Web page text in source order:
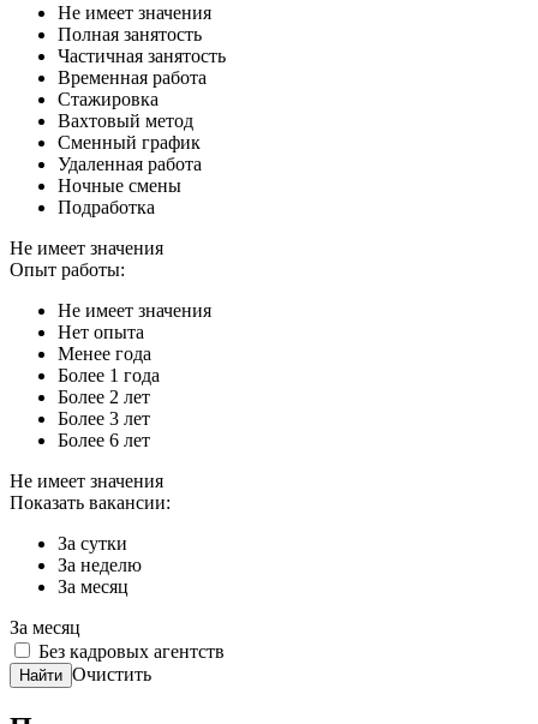
Не имеет значения
Полная занятость
Частичная занятость
Временная работа
Стажировка
Вахтовый метод
Сменный график
Удаленная работа
Ночные смены
Подработка
Не имеет значения
Опыт работы:
Не имеет значения
Нет опыта
Менее года
Более 1 года
Более 2 лет
Более 3 лет
Более 6 лет
Не имеет значения
Показать вакансии:
За сутки
За неделю
За месяц
За месяц
Без кадровых агентств
Найти Очистить